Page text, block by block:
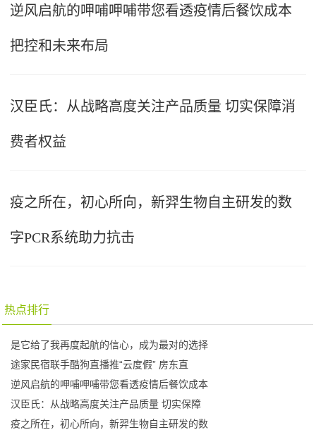
逆风启航的呷哺呷哺带您看透疫情后餐饮成本
把控和未来布局
汉臣氏：从战略高度关注产品质量 切实保障消
费者权益
疫之所在，初心所向，新羿生物自主研发的数
字PCR系统助力抗击
热点排行
是它给了我再度起航的信心，成为最对的选择
途家民宿联手酷狗直播推“云度假” 房东直
逆风启航的呷哺呷哺带您看透疫情后餐饮成本
汉臣氏：从战略高度关注产品质量 切实保障
疫之所在，初心所向，新羿生物自主研发的数